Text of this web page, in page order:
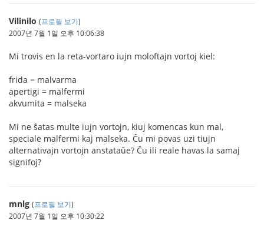
Vilinilo (프로필 보기)
2007년 7월 1일 오후 10:06:38
Mi trovis en la reta-vortaro iujn moloftajn vortoj kiel:
frida = malvarma
apertigi = malfermi
akvumita = malseka
Mi ne ŝatas multe iujn vortojn, kiuj komencas kun mal,
speciale malfermi kaj malseka. Ĉu mi povas uzi tiujn
alternativajn vortojn anstataŭe? Ĉu ili reale havas la samaj
signifoj?
mnlg (프로필 보기)
2007년 7월 1일 오후 10:30:22